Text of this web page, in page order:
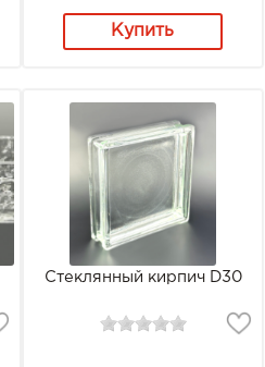
Купить
Стеклянный кирпич D30